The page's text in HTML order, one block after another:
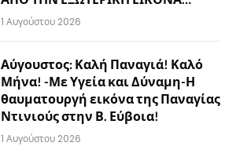
1 Αυγούστου 2026
Αύγουστος: Καλή Παναγιά! Καλό
Μήνα! -Με Υγεία και Δύναμη-Η
θαυματουργή εικόνα της Παναγίας
Ντινιούς στην Β. Εύβοια!
1 Αυγούστου 2026